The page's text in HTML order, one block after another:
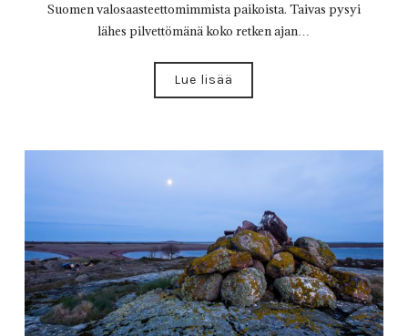
Suomen valosaasteettomimmista paikoista. Taivas pysyi
lähes pilvettömänä koko retken ajan…
Lue lisää